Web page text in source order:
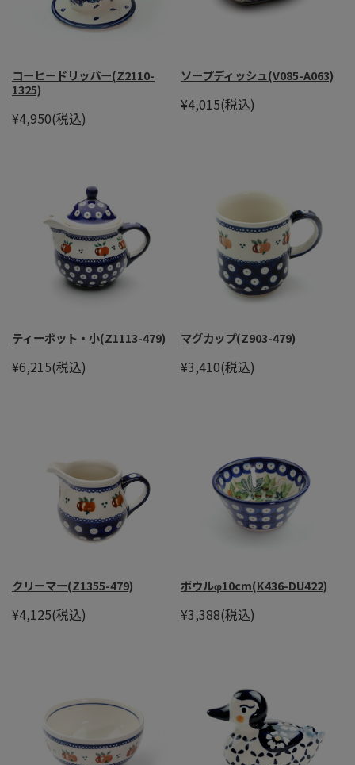
コーヒードリッパー(Z2110-
1325)
¥4,950(税込)
ソープディッシュ(V085-A063)
¥4,015(税込)
ティーポット・小(Z1113-479)
¥6,215(税込)
マグカップ(Z903-479)
¥3,410(税込)
クリーマー(Z1355-479)
¥4,125(税込)
ボウルφ10cm(K436-DU422)
¥3,388(税込)